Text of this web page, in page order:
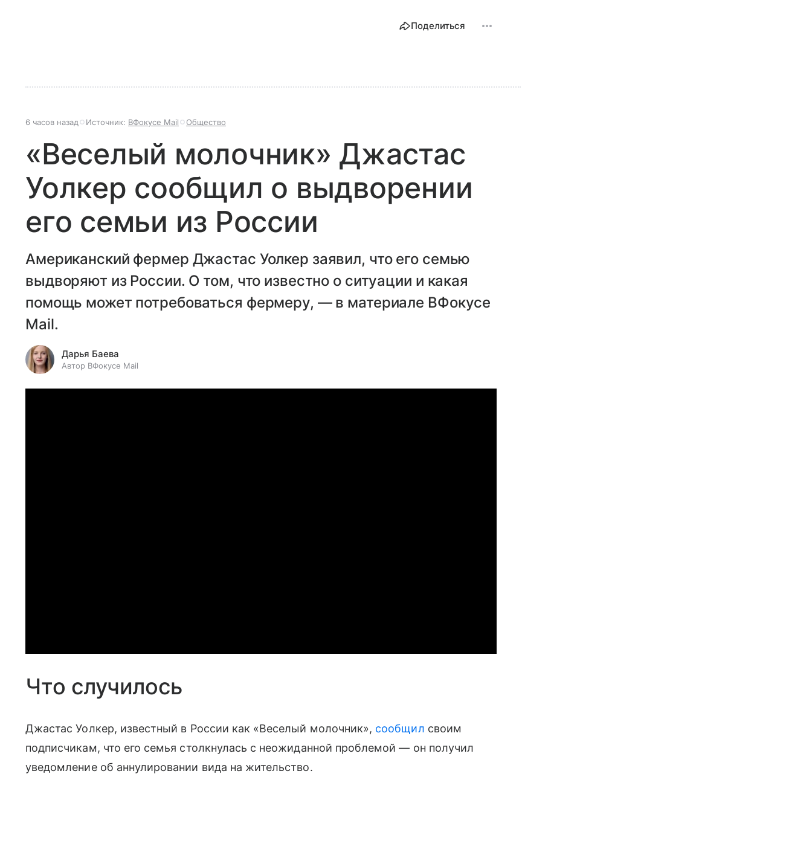
Поделиться
6 часов назад Источник: ВФокусе Mail Общество
«Веселый молочник» Джастас
Уолкер сообщил о выдворении
его семьи из России
Американский фермер Джастас Уолкер заявил, что его семью
выдворяют из России. О том, что известно о ситуации и какая
помощь может потребоваться фермеру, — в материале ВФокусе
Mail.
Дарья Баева
Автор ВФокусе Mail
Что случилось
Джастас Уолкер, известный в России как «Веселый молочник», сообщил своим
подписчикам, что его семья столкнулась с неожиданной проблемой — он получил
уведомление об аннулировании вида на жительство.